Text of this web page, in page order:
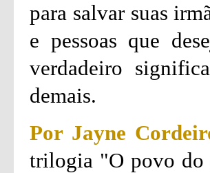
para salvar suas
e pessoas que
verdadeiro
demais.
Por Jayne
trilogia "O povo do